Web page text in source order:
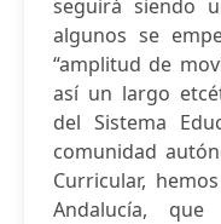
seguirá siendo
algunos se
“amplitud de
así un largo
del Sistema
comunidad
Curricular,
Andalucía,